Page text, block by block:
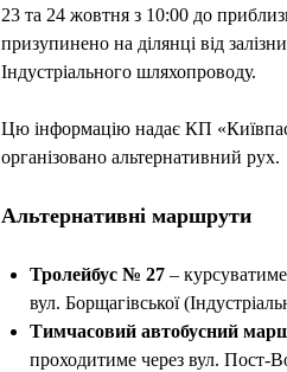
23 та 24 жовтня з 10:00 до
призупинено на ділянці від
Індустріального шляхопроводу.
Цю інформацію надає КП
організовано альтернативний рух.
Альтернативні маршрути
Тролейбус № 27– курсуватиме
вул. Борщагівської
Тимчасовий автобусний
проходитиме через вул. Пост-